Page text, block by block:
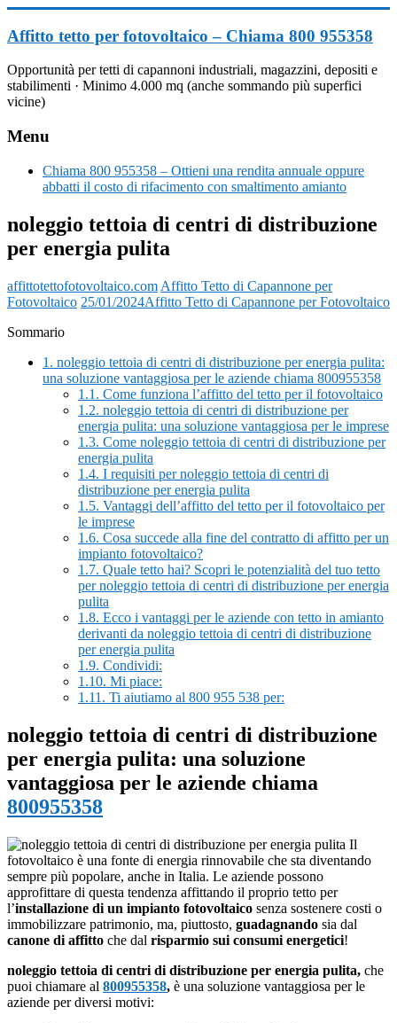
al
contenuto
Affitto tetto per fotovoltaico – Chiama 800 955358
Opportunità per tetti di capannoni industriali, magazzini, depositi e
stabilimenti · Minimo 4.000 mq (anche sommando più superfici
vicine)
Menu
Chiama 800 955358 – Ottieni una rendita annuale oppure
abbatti il costo di rifacimento con smaltimento amianto
noleggio tettoia di centri di distribuzione
per energia pulita
affittotettofotovoltaico.com Affitto Tetto di Capannone per
Fotovoltaico 25/01/2024Affitto Tetto di Capannone per Fotovoltaico
Sommario
1. noleggio tettoia di centri di distribuzione per energia pulita:
una soluzione vantaggiosa per le aziende chiama 800955358
1.1. Come funziona l’affitto del tetto per il fotovoltaico
1.2. noleggio tettoia di centri di distribuzione per
energia pulita: una soluzione vantaggiosa per le imprese
1.3. Come noleggio tettoia di centri di distribuzione per
energia pulita
1.4. I requisiti per noleggio tettoia di centri di
distribuzione per energia pulita
1.5. Vantaggi dell’affitto del tetto per il fotovoltaico per
le imprese
1.6. Cosa succede alla fine del contratto di affitto per un
impianto fotovoltaico?
1.7. Quale tetto hai? Scopri le potenzialità del tuo tetto
per noleggio tettoia di centri di distribuzione per energia
pulita
1.8. Ecco i vantaggi per le aziende con tetto in amianto
derivanti da noleggio tettoia di centri di distribuzione
per energia pulita
1.9. Condividi:
1.10. Mi piace:
1.11. Ti aiutiamo al 800 955 538 per:
noleggio tettoia di centri di distribuzione
per energia pulita: una soluzione
vantaggiosa per le aziende chiama
800955358
Il
fotovoltaico è una fonte di energia rinnovabile che sta diventando
sempre più popolare, anche in Italia. Le aziende possono
approfittare di questa tendenza affittando il proprio tetto per
l’installazione di un impianto fotovoltaico senza sostenere costi o
immobilizzare patrimonio, ma, piuttosto, guadagnando sia dal
canone di affitto che dal risparmio sui consumi energetici!
noleggio tettoia di centri di distribuzione per energia pulita, che
puoi chiamare al 800955358, è una soluzione vantaggiosa per le
aziende per diversi motivi: